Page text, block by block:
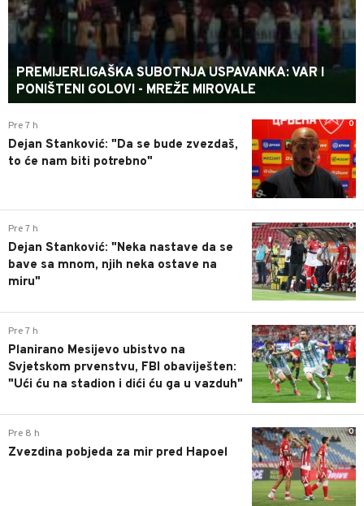
PREMIJERLIGAŠKA SUBOTNJA USPAVANKA: VAR I
PONIŠTENI GOLOVI - MREŽE MIROVALE
0
Pre 7 h
Dejan Stanković: "Da se bude zvezdaš,
to će nam biti potrebno"
0
Pre 7 h
Dejan Stanković: "Neka nastave da se
bave sa mnom, njih neka ostave na
miru"
0
Pre 7 h
Planirano Mesijevo ubistvo na
Svjetskom prvenstvu, FBI obaviješten:
"Ući ću na stadion i dići ću ga u vazduh"
0
Pre 8 h
Zvezdina pobjeda za mir pred Hapoel